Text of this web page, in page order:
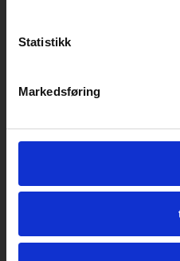
Statistikk
Markedsføring
bortfall av den nasjonale
Elverum Caravan
du kan gjøre et skikkelig
nyheter om bobil eller